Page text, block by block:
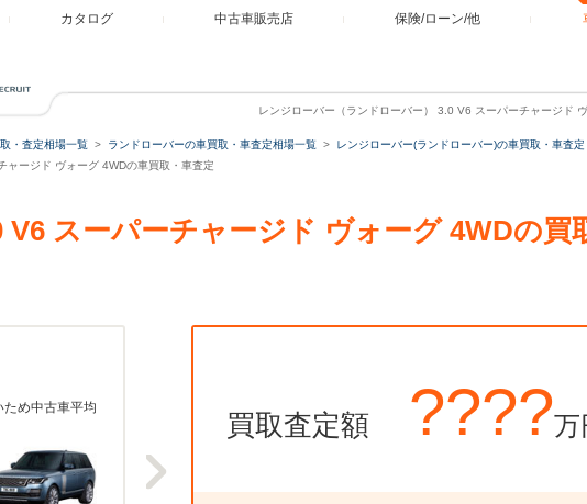
カタログ 中古車販売店 保険/ローン/他
レンジローバー（ランドローバー） 3.0 V6 スーパーチャージド
・査定相場一覧 ランドローバーの車買取・車査定相場一覧
レンジローバー(ランドローバー)の車買取・車査定
ャージド ヴォーグ 4WDの車買取・車査定
V6 スーパーチャージド ヴォーグ 4WDの買
め中古車平均
買取査定額 ????万